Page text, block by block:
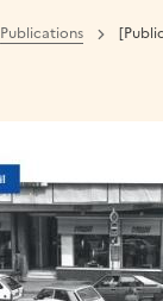
Publications